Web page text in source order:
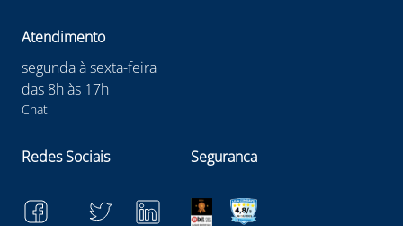
Atendimento
segunda à sexta-feira
das 8h às 17h
Chat
Redes Sociais Seguranca